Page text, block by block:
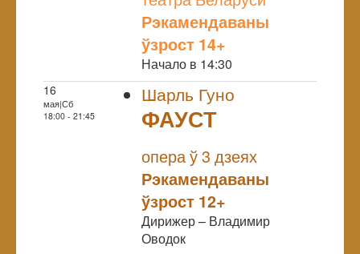
Рэкамендаваны
ўзрост 14+
Начало в 14:30
16
мая|Сб
18:00 - 21:45
Шарль Гуно
ФАУСТ
опера ў 3 дзеях
Рэкамендаваны
ўзрост 12+
Дирижер – Владимир
Оводок